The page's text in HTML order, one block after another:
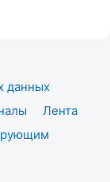
данных
Лента